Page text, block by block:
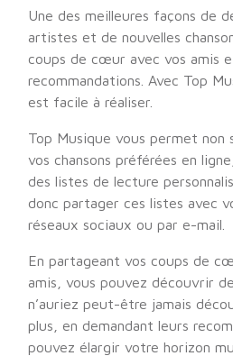
Une des meilleures façons de
artistes et de nouvelles
coups de cœur avec vos amis
recommandations. Avec Top
est facile à réaliser.
Top Musique vous permet non
vos chansons préférées en
des listes de lecture
donc partager ces listes avec
réseaux sociaux ou par e-mail.
En partageant vos coups de
amis, vous pouvez découvrir
n’auriez peut-être jamais
plus, en demandant leurs
pouvez élargir votre horizon